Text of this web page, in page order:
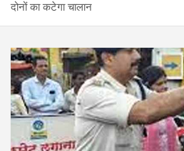
दोनों का कटेगा चालान